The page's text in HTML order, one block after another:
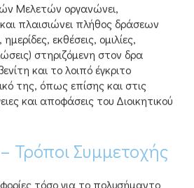
Μελετών οργανώνει,
και πλαισιώνει πλήθος δράσεων
εκθέσεις, ομιλίες,
στηριζόμενη στον δρα
και το λοιπό έγκριτο
της, όπως επίσης και στις
και αποφάσεις του Διοικητικού
Τρόποι Συμμετοχής
τόσο για το πολυσήμαντο